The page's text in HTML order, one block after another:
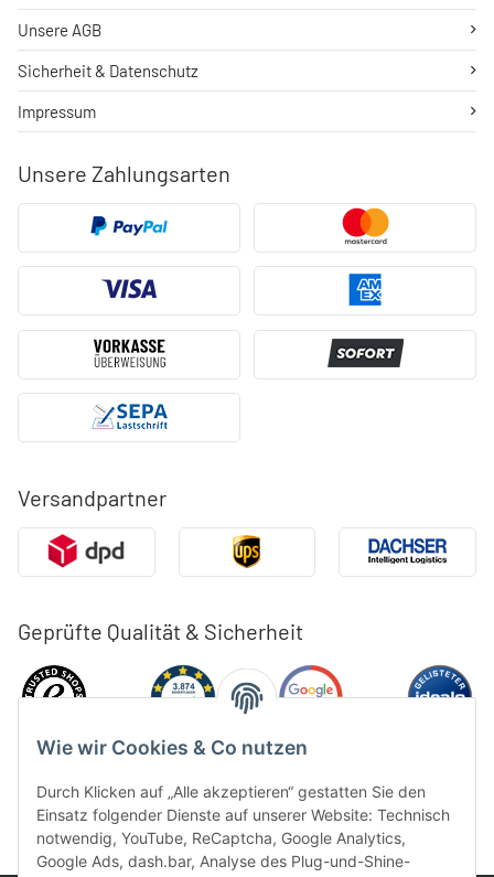
Wie wir Cookies & Co nutzen
Durch Klicken auf „Alle akzeptieren“ gestatten Sie den
Einsatz folgender Dienste auf unserer Website: Technisch
notwendig, YouTube, ReCaptcha, Google Analytics,
Google Ads, dash.bar, Analyse des Plug-und-Shine-
Unsere Zahlungsarten
Versandpartner
Geprüfte Qualität & Sicherheit
Unsere AGB
Sicherheit & Datenschutz
Impressum